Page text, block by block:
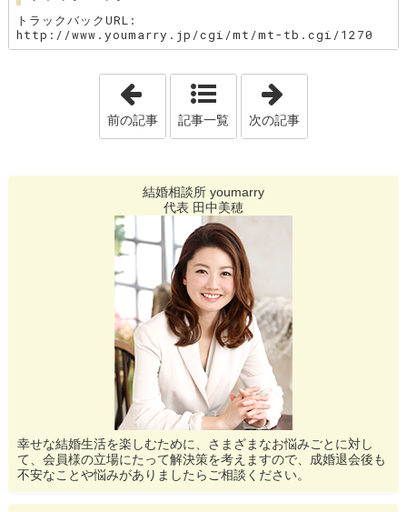
トラックバックURL:
http://www.youmarry.jp/cgi/mt/mt-tb.cgi/1270
「温泉～野球観戦」
前の記事 記事一覧 次の記事
結婚相談所 youmarry
代表 田中美穂
幸せな結婚生活を楽しむために、さまざまなお悩みごとに対し
て、会員様の立場にたって解決策を考えますので、成婚退会後も
不安なことや悩みがありましたらご相談ください。